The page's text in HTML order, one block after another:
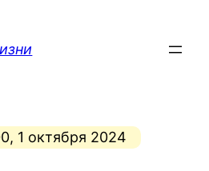
1 октября 2024